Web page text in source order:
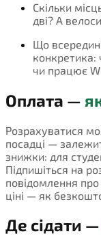
Скільки
дві? А
Що
конкретика:
чи працює
Оплата —
Розрахуватися
посадці —
знижки: для
Підпишіться на
повідомлення про
ціні — як
Де сідати —